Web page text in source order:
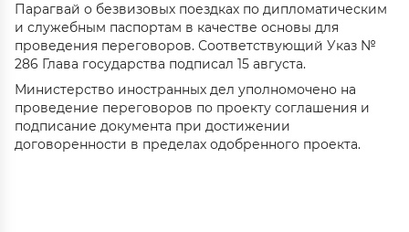
Парагвай о безвизовых поездках по дипломатическим
и служебным паспортам в качестве основы для
проведения переговоров. Соответствующий Указ №
286 Глава государства подписал 15 августа.
Министерство иностранных дел уполномочено на
проведение переговоров по проекту соглашения и
подписание документа при достижении
договоренности в пределах одобренного проекта.